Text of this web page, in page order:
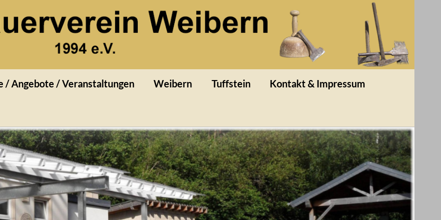
/ Angebote / Veranstaltungen Weibern Tuffstein Kontakt & Impressum